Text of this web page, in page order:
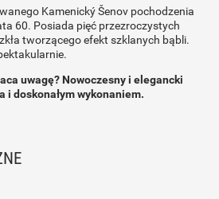
Kamenický Šenov pochodzenia
60. Posiada pięć przezroczystych
tworzącego efekt szklanych bąbli.
uwagę? Nowoczesny i elegancki
i doskonałym wykonaniem.